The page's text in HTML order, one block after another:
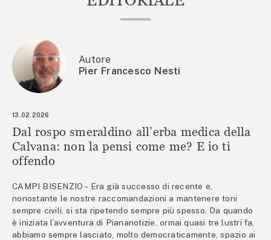
Autore
Pier Francesco Nesti
13.02.2026
Dal rospo smeraldino all’erba medica della
Calvana: non la pensi come me? E io ti
offendo
CAMPI BISENZIO – Era già successo di recente e,
nonostante le nostre raccomandazioni a mantenere toni
sempre civili, si sta ripetendo sempre più spesso. Da quando
è iniziata l’avventura di Piananotizie, ormai quasi tre lustri fa,
abbiamo sempre lasciato, molto democraticamente, spazio ai